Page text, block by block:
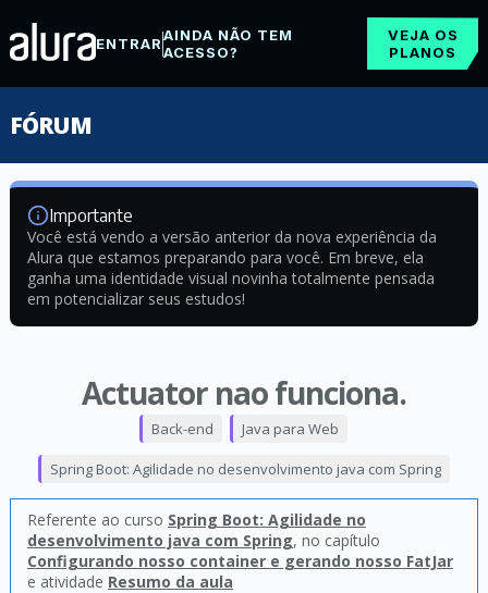
ENTRARAINDA NÃO TEM
ACESSO?
VEJA OS
PLANOS
FÓRUM
Importante
Você está vendo a versão anterior da nova experiência da
Alura que estamos preparando para você. Em breve, ela
ganha uma identidade visual novinha totalmente pensada
em potencializar seus estudos!
Actuator nao funciona.
Back-end Java para Web
Spring Boot: Agilidade no desenvolvimento java com Spring
Referente ao curso Spring Boot: Agilidade no
desenvolvimento java com Spring, no capítulo
Configurando nosso container e gerando nosso FatJar
e atividade Resumo da aula